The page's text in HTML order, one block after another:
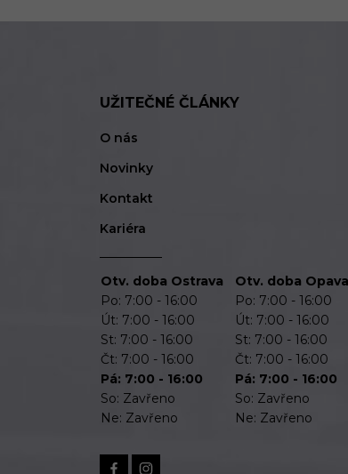
UŽITEČNÉ ČLÁNKY
O nás
Novinky
Kontakt
Kariéra
Otv. doba Ostrava
Po: 7:00 - 16:00
Út: 7:00 - 16:00
St: 7:00 - 16:00
Čt: 7:00 - 16:00
Pá: 7:00 - 16:00
So: Zavřeno
Ne: Zavřeno
Otv. doba Opava
Po: 7:00 - 16:00
Út: 7:00 - 16:00
St: 7:00 - 16:00
Čt: 7:00 - 16:00
Pá: 7:00 - 16:00
So: Zavřeno
Ne: Zavřeno